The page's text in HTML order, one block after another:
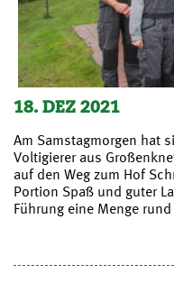
18. DEZ 2021
Am Samstagmorgen hat
Voltigierer aus
auf den Weg zum Hof
Portion Spaß und guter
Führung eine Menge